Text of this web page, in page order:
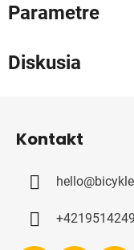
Parametre
Diskusia
Kontakt
hello@